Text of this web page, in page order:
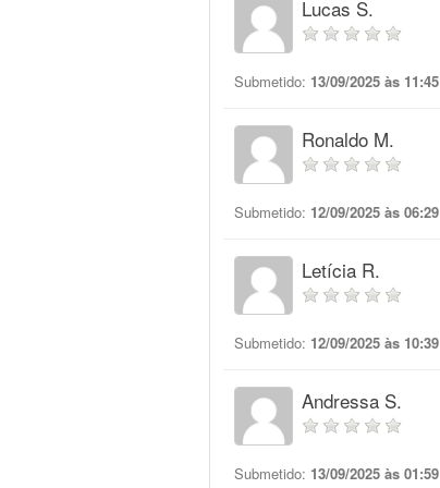
Lucas S.
Submetido: 13/09/2025 às 11:45
Ronaldo M.
Submetido: 12/09/2025 às 06:29
Letícia R.
Submetido: 12/09/2025 às 10:39
Andressa S.
Submetido: 13/09/2025 às 01:59